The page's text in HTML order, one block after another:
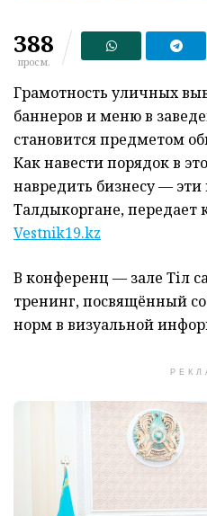
388
просм.
Грамотность уличных
баннеров и меню в
становится предметом
Как навести порядок в
навредить бизнесу —
Талдыкоргане, передает
Vestnik19.kz
В конференц — зале Тіл
тренинг, посвящённый
норм в визуальной